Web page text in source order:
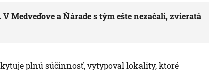
Medveďove a Ňárade s tým ešte nezačali, zvieratá
plnú súčinnosť, vytypoval lokality, ktoré